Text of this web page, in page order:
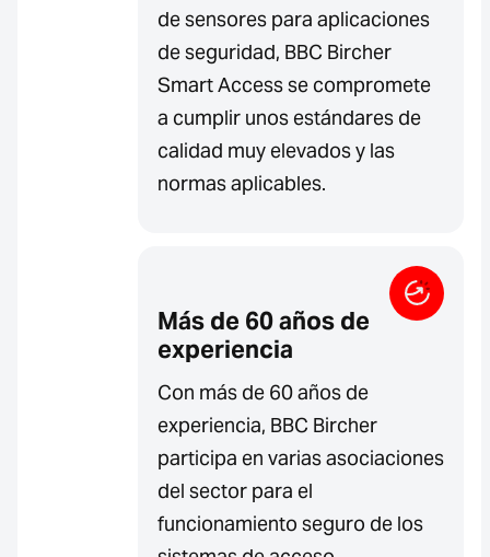
de sensores para aplicaciones
de seguridad, BBC Bircher
Smart Access se compromete
a cumplir unos estándares de
calidad muy elevados y las
normas aplicables.
Más de 60 años de
experiencia
Con más de 60 años de
experiencia, BBC Bircher
participa en varias asociaciones
del sector para el
funcionamiento seguro de los